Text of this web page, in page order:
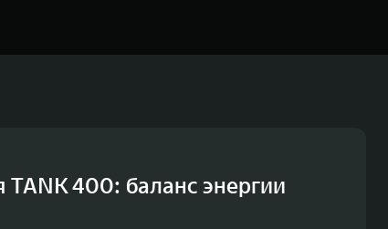
TANK 400: баланс энергии